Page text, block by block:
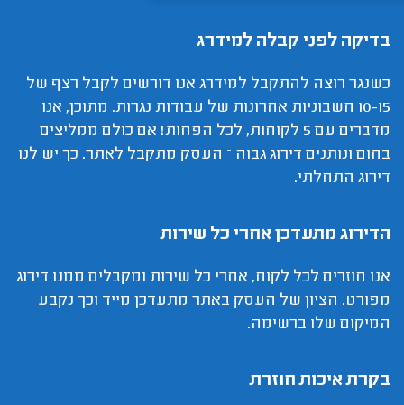
בדיקה לפני קבלה למידרג
כשנגר רוצה להתקבל למידרג אנו דורשים לקבל רצף של
10-15 חשבוניות אחרונות של עבודות נגרות. מתוכן, אנו
מדברים עם 5 לקוחות, לכל הפחות! אם כולם ממליצים
בחום ונותנים דירוג גבוה – העסק מתקבל לאתר. כך יש לנו
דירוג התחלתי.
הדירוג מתעדכן אחרי כל שירות
אנו חוזרים לכל לקוח, אחרי כל שירות ומקבלים ממנו דירוג
מפורט. הציון של העסק באתר מתעדכן מייד וכך נקבע
המיקום שלו ברשימה.
בקרת איכות חוזרת